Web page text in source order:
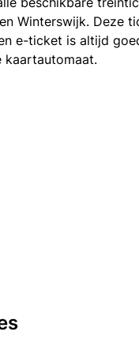
Winterswijk. Deze
e-ticket is altijd
kaartautomaat.